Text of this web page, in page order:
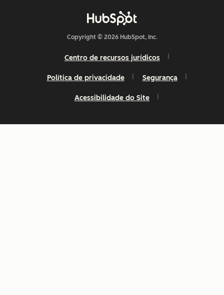
Copyright © 2026 HubSpot, Inc.
Centro de recursos jurídicos
Política de privacidade Segurança
Acessibilidade do Site